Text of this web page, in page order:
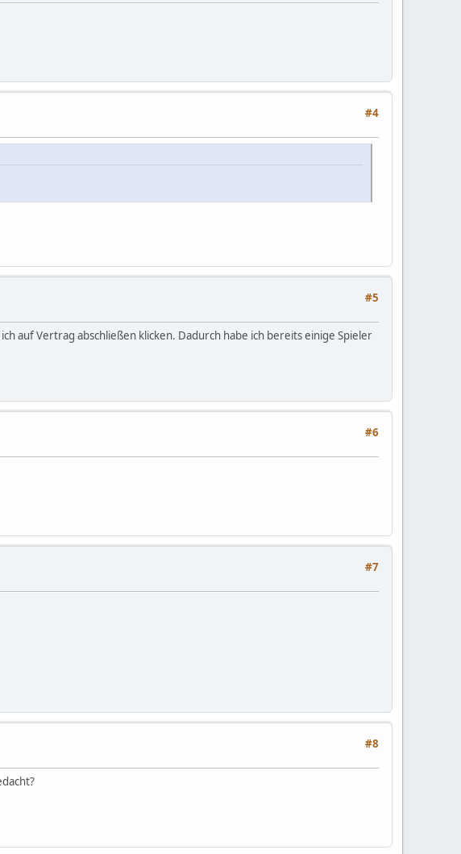
#4
#5
auf Vertrag abschließen klicken. Dadurch habe ich bereits einige Spieler
#6
#7
#8